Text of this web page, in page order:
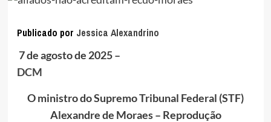
Publicado por Jessica Alexandrino
7 de agosto de 2025 –
DCM
O ministro do Supremo Tribunal Federal (STF)
Alexandre de Moraes – Reprodução